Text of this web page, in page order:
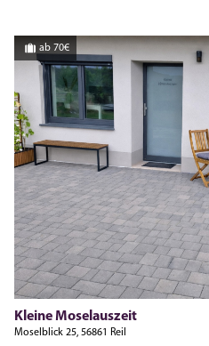
ab 70€
Kleine Moselauszeit
Moselblick 25, 56861 Reil